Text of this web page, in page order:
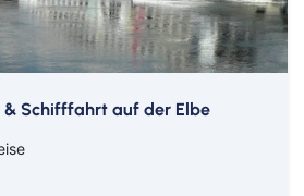
& Schifffahrt auf der Elbe